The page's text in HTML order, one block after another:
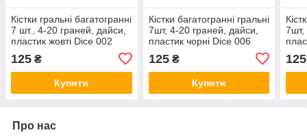
Кістки гральні багатогранні
7 шт., 4-20 граней, дайси,
пластик жовті Dice 002
125 ₴
Купити
Кістки багатогранні гральні
7шт, 4-20 граней, дайси,
пластик чорні Dice 006
125₴
Купити
7шт,
125
Про нас